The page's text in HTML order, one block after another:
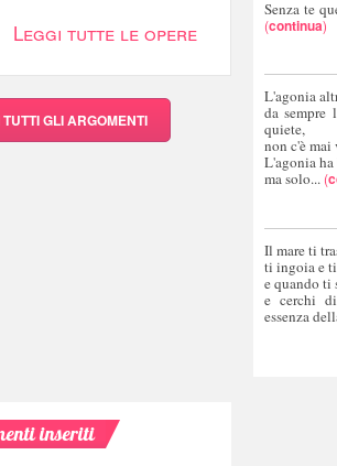
Leggi tutte le opere
TUTTI GLI ARGOMENTI
inseriti
Senza te
(continua)
L'agonia
da sempre
quiete,
non c'è
L'agonia
ma solo... (
Il mare ti
ti ingoia e
e quando ti
e cerchi
essenza